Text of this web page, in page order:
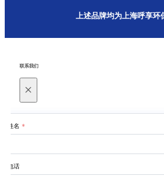
上述品牌均为上海呼享环
联系我们
×
姓名 *
电话